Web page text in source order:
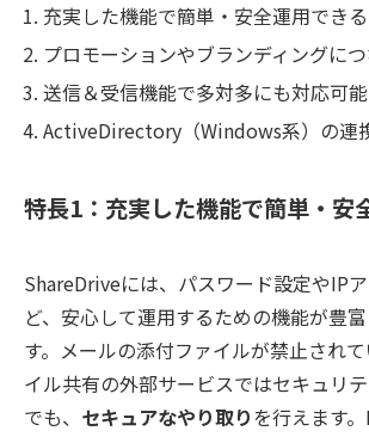
充実した機能で簡単・安全運用できる
プロモーションやブランディングに
送信＆受信機能で多対多にも対応可能
ActiveDirectory（Windows系）の連
特長1：充実した機能で簡単・安
ShareDriveには、パスワード設定やIP
ど、安心して運用するための機能が豊
す。メールの添付ファイルが禁止され
イル共有の外部サービスではセキュリ
でも、 セキュアなやり取りを行えます